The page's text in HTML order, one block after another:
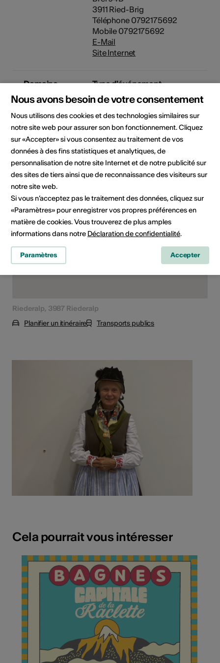
3911 Ried-Brig
Téléphone 0792175692
Mobile 0792175692
E-Mail
Site Internet
Domaine
Type d'événement
Concert
Visite guidée
Autre
Classe d'âge
Tout public
Lieu de l'événement
Riederalp, 3987 Riederalp
Planifier un itinéraire
Transports publics
Cela pourrait vous intéresser
Nous avons besoin de votre consentement
Nous utilisons des cookies et des technologies similaires sur
notre site web pour assurer son bon fonctionnement. Cliquez
sur «Accepter» si vous consentez au traitement de vos
données à des fins statistiques et analytiques, de
personnalisation de notre site Internet et de notre publicité sur
des sites de tiers ainsi que de reconnaissance des visiteurs sur
notre site web.
Si vous n’acceptez pas le traitement des données, cliquez sur
«Paramètres» pour enregistrer vos propres préférences en
matière de cookies. Vous trouverez de plus amples
informations dans notre Déclaration de confidentialité.
Paramètres Accepter